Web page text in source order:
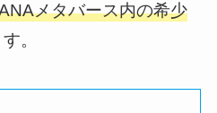
メタバース内の希少
。